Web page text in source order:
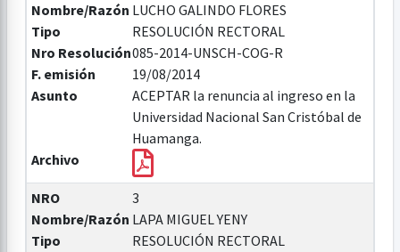
Nombre/Razón LUCHO GALINDO FLORES
Tipo
RESOLUCIÓN RECTORAL
Nro Resolución085-2014-UNSCH-COG-R
F. emisión
19/08/2014
Asunto
ACEPTAR la renuncia al ingreso en la
Universidad Nacional San Cristóbal de
Huamanga.
Archivo
NRO
3
Nombre/Razón LAPA MIGUEL YENY
Tipo
RESOLUCIÓN RECTORAL